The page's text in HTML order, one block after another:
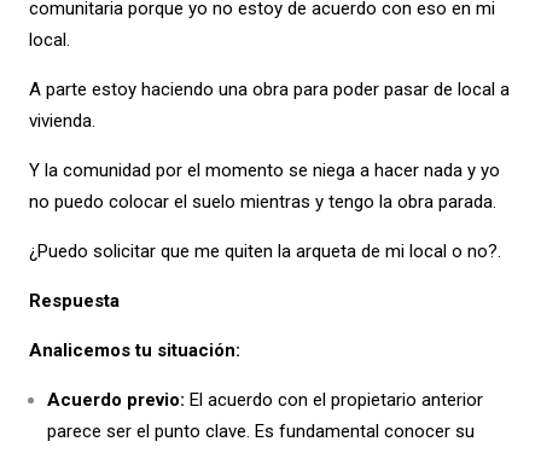
comunitaria porque yo no estoy de acuerdo con eso en mi
local.
A parte estoy haciendo una obra para poder pasar de local a
vivienda.
Y la comunidad por el momento se niega a hacer nada y yo
no puedo colocar el suelo mientras y tengo la obra parada.
¿Puedo solicitar que me quiten la arqueta de mi local o no?.
Respuesta
Analicemos tu situación:
Acuerdo previo: El acuerdo con el propietario anterior
parece ser el punto clave. Es fundamental conocer su